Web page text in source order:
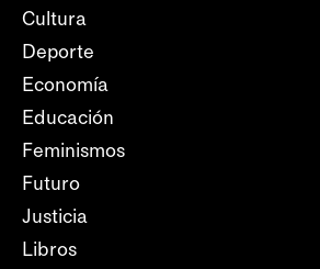
Cultura
Deporte
Economía
Educación
Feminismos
Futuro
Justicia
Libros